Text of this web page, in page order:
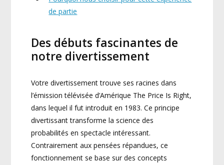
de partie
Des débuts fascinantes de
notre divertissement
Votre divertissement trouve ses racines dans
l’émission télévisée d’Amérique The Price Is Right,
dans lequel il fut introduit en 1983. Ce principe
divertissant transforme la science des
probabilités en spectacle intéressant.
Contrairement aux pensées répandues, ce
fonctionnement se base sur des concepts